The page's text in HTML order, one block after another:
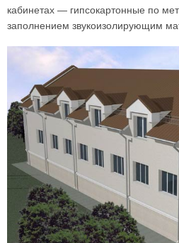
кабинетах — гипсокартонные по
заполнением звукоизолирующим